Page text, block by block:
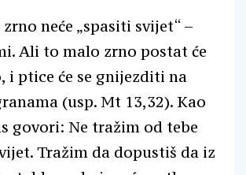
neće „spasiti svijet“ –
Ali to malo zrno postat će
i ptice će se gnijezditi na
(usp. Mt 13,32). Kao
govori: Ne tražim od tebe
Tražim da dopustiš da iz